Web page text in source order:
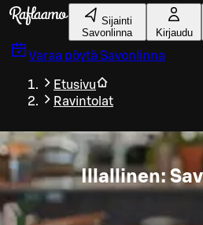
Siirry pääsisältöön
Sijainti
Savonlinna
Kirjaudu
Varaa pöytä Savonlinna
Etusivu
Ravintolat
Illallinen: